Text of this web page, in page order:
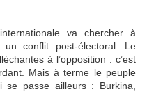
va chercher à
conflit post-électoral. Le
à l’opposition : c’est
Mais à terme le peuple
passe ailleurs : Burkina,